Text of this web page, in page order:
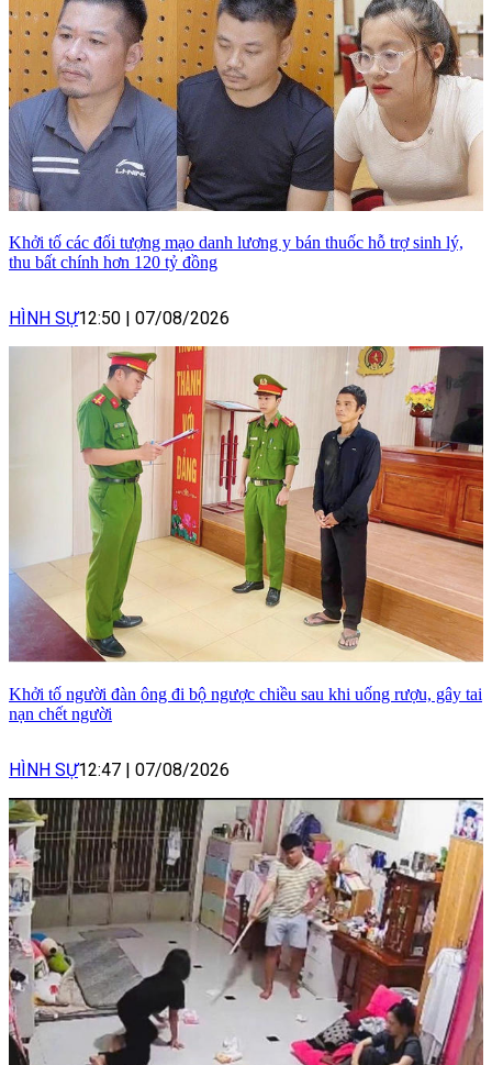
Khởi tố các đối tượng mạo danh lương y bán thuốc hỗ trợ sinh lý,
thu bất chính hơn 120 tỷ đồng
HÌNH SỰ12:50 | 07/08/2026
Khởi tố người đàn ông đi bộ ngược chiều sau khi uống rượu, gây tai
nạn chết người
HÌNH SỰ12:47 | 07/08/2026